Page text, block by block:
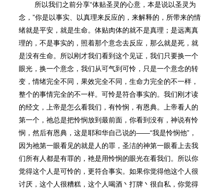
所以我们之前分享“体贴圣灵的心意，本是说以圣灵为
念，”你是以事实、以真理来反应的，来解释的，所带来的情
绪就是平安，就是生命。体贴肉体的就不是真理；是远离真
理的，不是事实的，照着那个意念去反应，那么就是死，就
是没有生命。所以刚才我们看到这个⻅证，我们只要换一个
眼光，换一个意念，我们从可气到可怜，只是一个意念的转
变，情绪完全不同，果效完全不同，生命力完全的不一样，
整个的事情完全的不一样。可怜是符合事实的。我们刚才读
的经文，上帝是怎么看我们，有怜悯，有恩典。上帝看人的
第一个，祂总是把怜悯放到最前面，你看到没有，神说有怜
悯，然后有恩典，这是耶和华自己说的——“我是怜悯他”，
因为祂第一眼看⻅的就是人的罪，圣洁的神第一眼看上去我
们所有人都是有罪的，衪是用怜悯的眼光在看我们。所以你
觉得这个人是可怜的，更符合事实。如果你觉得他这个人很
讨厌，这个人很糟糕，这个人喝酒丶打牌丶很自私，你觉得